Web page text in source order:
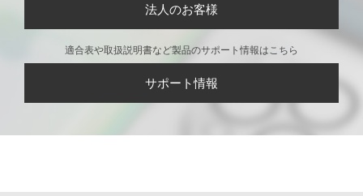
法人のお客様
適合表や取扱説明書など製品のサポート情報はこちら
サポート情報